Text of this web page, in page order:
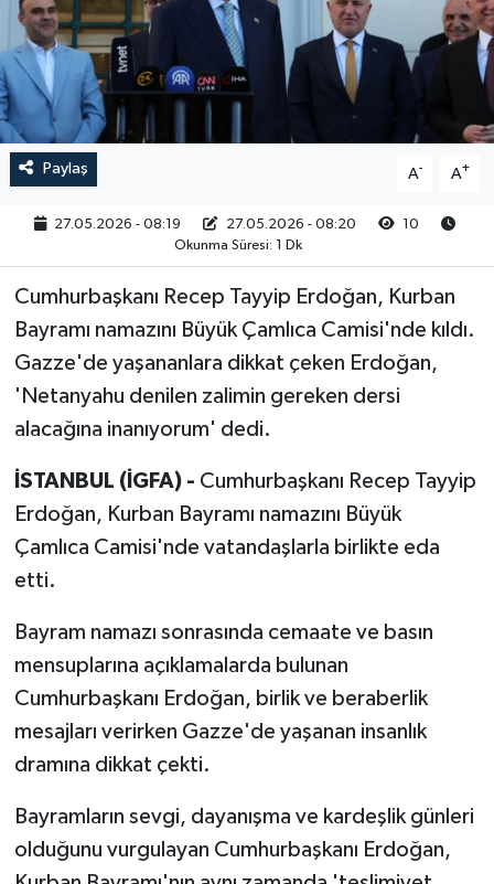
Paylaş A- A+
27.05.2026 - 08:19 27.05.2026 - 08:20
10
Okunma Süresi: 1 Dk
Cumhurbaşkanı Recep Tayyip Erdoğan, Kurban
Bayramı namazını Büyük Çamlıca Camisi'nde kıldı.
Gazze'de yaşananlara dikkat çeken Erdoğan,
'Netanyahu denilen zalimin gereken dersi
alacağına inanıyorum' dedi.
İSTANBUL (İGFA) - Cumhurbaşkanı Recep Tayyip
Erdoğan, Kurban Bayramı namazını Büyük
Çamlıca Camisi'nde vatandaşlarla birlikte eda
etti.
Bayram namazı sonrasında cemaate ve basın
mensuplarına açıklamalarda bulunan
Cumhurbaşkanı Erdoğan, birlik ve beraberlik
mesajları verirken Gazze'de yaşanan insanlık
dramına dikkat çekti.
Bayramların sevgi, dayanışma ve kardeşlik günleri
olduğunu vurgulayan Cumhurbaşkanı Erdoğan,
RESMİ İLAN